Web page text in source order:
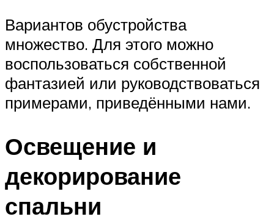
Вариантов обустройства
множество. Для этого можно
воспользоваться собственной
фантазией или руководствоваться
примерами, приведёнными нами.
Освещение и
декорирование
спальни